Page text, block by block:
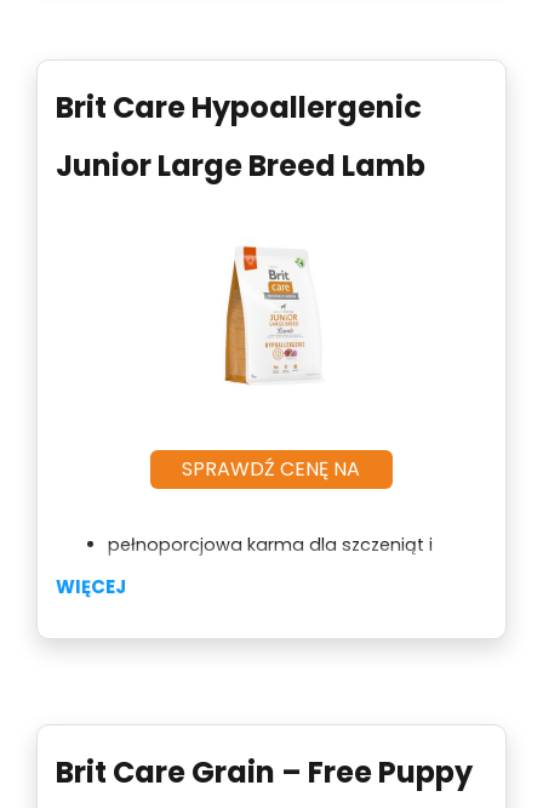
Brit Care Hypoallergenic
Junior Large Breed Lamb
pełnoporcjowa karma dla szczeniąt i
zwierzęcego – jagnięciny
WIĘCEJ
SPRAWDŹ CENĘ NA
Brit Care Grain – Free Puppy